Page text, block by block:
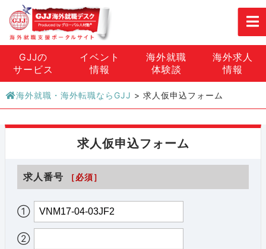
GJJの
サービス
イベント
情報
海外就職
体験談
海外求人
情報
海外就職・海外転職ならGJJ > 求人仮申込フォーム
求人仮申込フォーム
求人番号 ［必須］
①
②